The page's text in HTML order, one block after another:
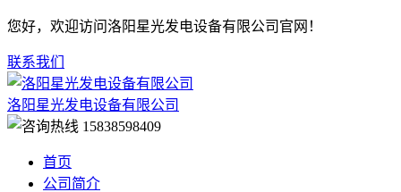
您好，欢迎访问洛阳星光发电设备有限公司官网！
联系我们
洛阳星光发电设备有限公司
15838598409
首页
公司简介